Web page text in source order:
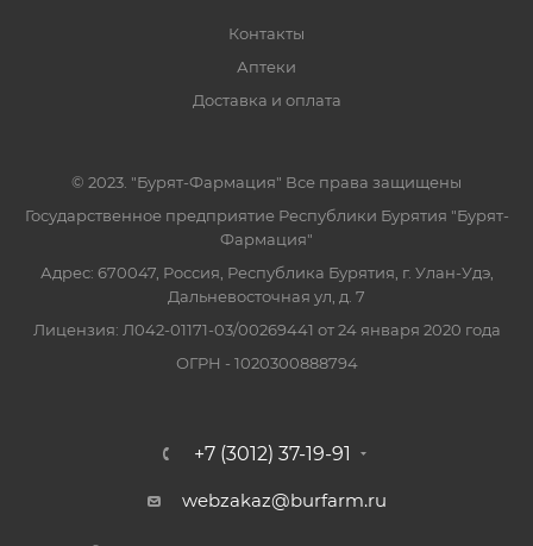
Контакты
Аптеки
Доставка и оплата
© 2023. "Бурят-Фармация" Все права защищены
Государственное предприятие Республики Бурятия "Бурят-
Фармация"
Адрес: 670047, Россия, Республика Бурятия, г. Улан-Удэ,
Дальневосточная ул, д. 7
Лицензия: Л042-01171-03/00269441 от 24 января 2020 года
ОГРН - 1020300888794
+7 (3012) 37-19-91
webzakaz@burfarm.ru